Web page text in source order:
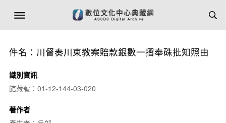
件名：川督奏川東教案賠款銀數一摺奉硃批知照由
識別資訊
館藏號：01-12-144-03-020
著作者